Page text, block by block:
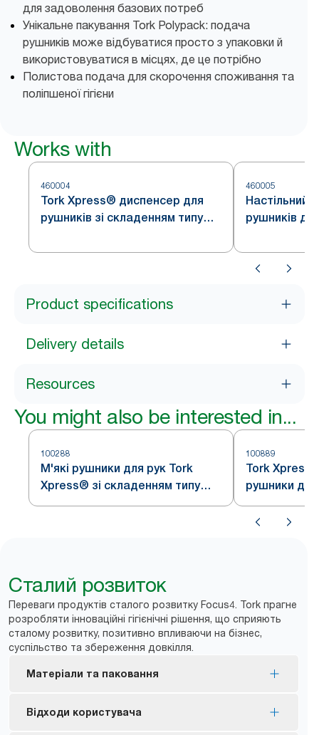
для задоволення базових потреб
Унікальне пакування Tork Polypack: подача
рушників може відбуватися просто з упаковки й
використовуватися в місцях, де це потрібно
Полистова подача для скорочення споживання та
поліпшеної гігієни
Works with
460004
Tork Xpress® диспенсер для
рушників зі складенням типу
460005
Настільний
рушників
Product specifications
Delivery details
Resources
You might also be interested in...
100288
М'які рушники для рук Tork
Xpress® зі складенням типу
Multifold
100889
Tork
рушники
Multifold
Сталий розвиток
Переваги продуктів сталого розвитку Focus4. Tork прагне
розробляти інноваційні гігієнічні рішення, що сприяють
сталому розвитку, позитивно впливаючи на бізнес,
суспільство та збереження довкілля.
Матеріали та паковання
Сертифіковані наповнення з екомаркуванням
Відходи користувача